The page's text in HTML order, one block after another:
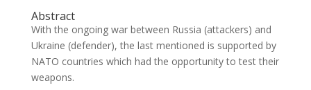
Abstract
With the ongoing war between Russia (attackers) and
Ukraine (defender), the last mentioned is supported by
NATO countries which had the opportunity to test their
weapons.